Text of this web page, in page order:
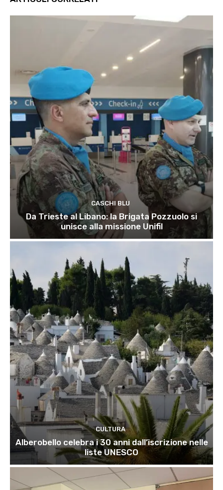
CASCHI BLU
Da Trieste al Libano: la Brigata Pozzuolo si
unisce alla missione Unifil
CULTURA
Alberobello celebra i 30 anni dall’iscrizione nelle
liste UNESCO